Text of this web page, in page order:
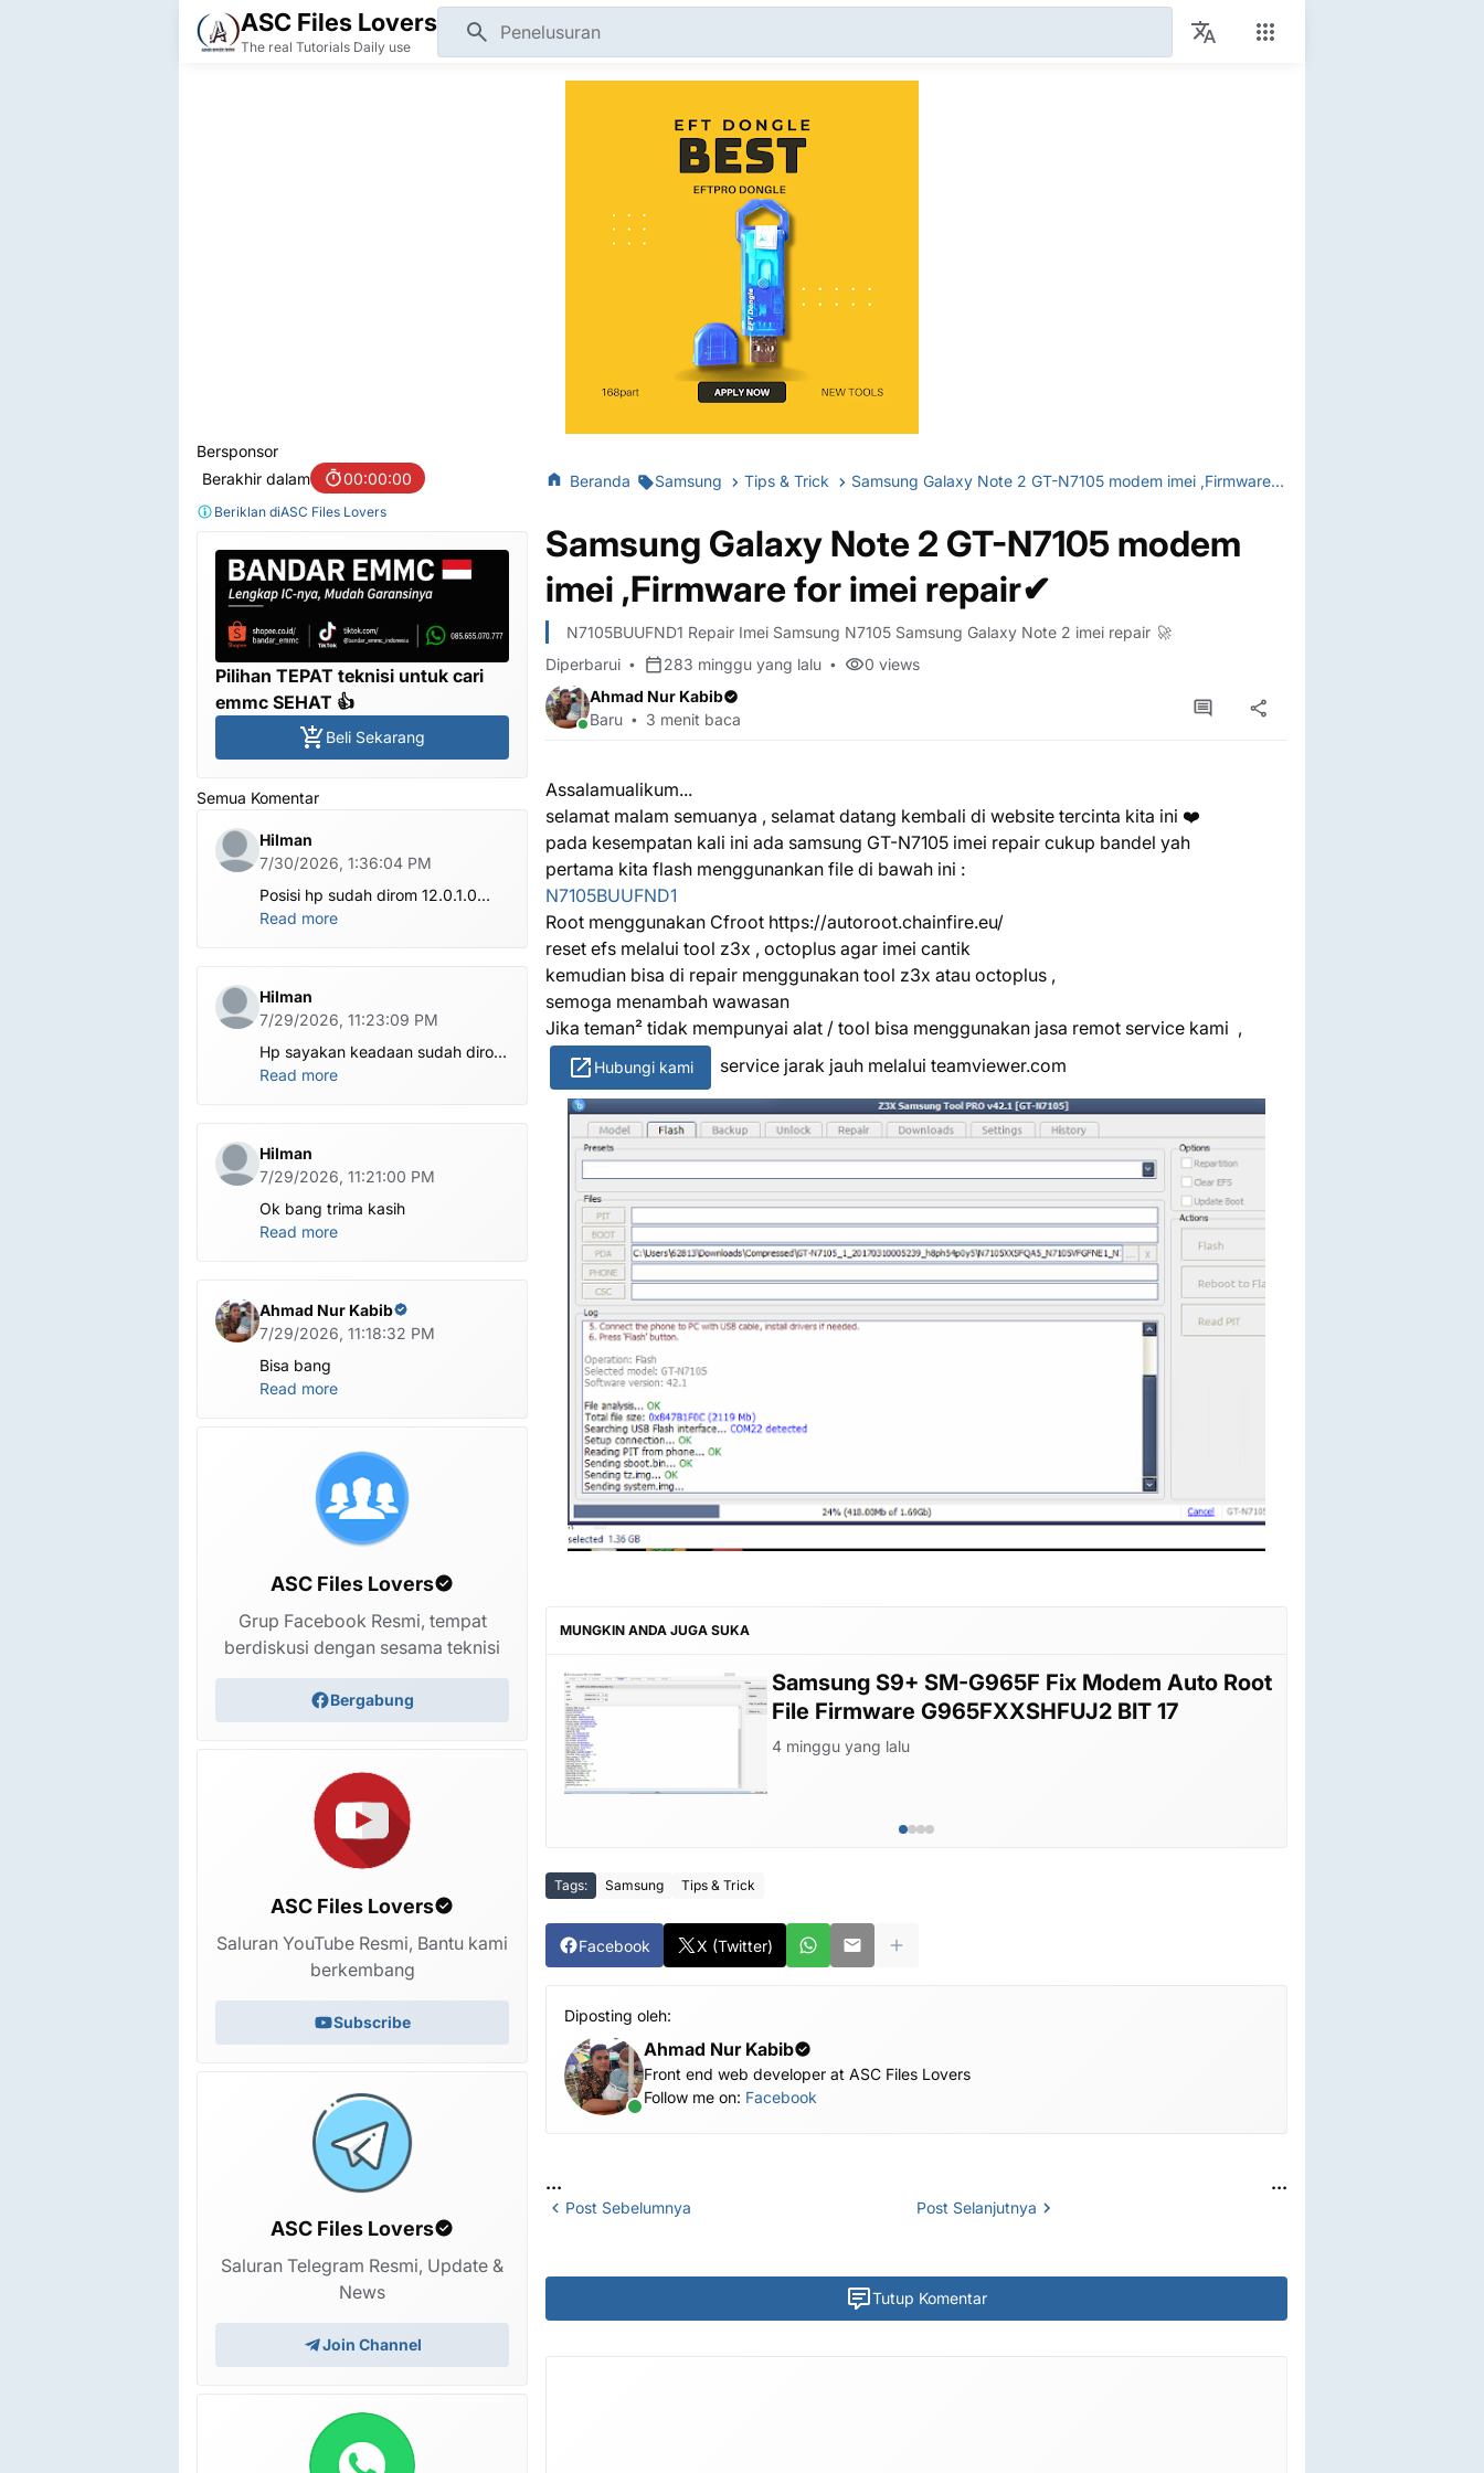
ASC Files Lovers
The real Tutorials Daily use
Beranda Samsung Tips & Trick Samsung Galaxy Note 2 GT-N7105 modem imei ,Firmware for imei repair✔
Samsung Galaxy Note 2 GT-N7105 modem
imei ,Firmware for imei repair✔
N7105BUUFND1 Repair Imei Samsung N7105 Samsung Galaxy Note 2 imei repair 🚀
Diperbarui
283 minggu yang lalu 0 views
Ahmad Nur Kabib
Baru
3 menit baca
Assalamualikum...
selamat malam semuanya , selamat datang kembali di website tercinta kita ini ❤️
pada kesempatan kali ini ada samsung GT-N7105 imei repair cukup bandel yah
pertama kita flash menggunankan file di bawah ini :
N7105BUUFND1
Root menggunakan Cfroot https://autoroot.chainfire.eu/
reset efs melalui tool z3x , octoplus agar imei cantik
kemudian bisa di repair menggunakan tool z3x atau octoplus ,
semoga menambah wawasan
Jika teman² tidak mempunyai alat / tool bisa menggunakan jasa remot service kami ,
Hubungi kami service jarak jauh melalui teamviewer.com
MUNGKIN ANDA JUGA SUKA
Acer Iconia Tab A500 update kitkat customrom
Samsung S9+ SM-G965F Fix Modem Auto Root
File Firmware G965FXXSHFUJ2 BIT 17
4 minggu yang lalu
Tags: Samsung Tips & Trick
Facebook X (Twitter)
Diposting oleh:
Ahmad Nur Kabib
Front end web developer at ASC Files Lovers
Follow me on: Facebook
...
Post Sebelumnya
...
Post Selanjutnya
Tutup Komentar
Bersponsor
Berakhir dalam
00:00:00
Beriklan diASC Files Lovers
Pilihan TEPAT teknisi untuk cari
emmc SEHAT 👍
Beli Sekarang
Semua Komentar
Hilman
7/30/2026, 1:36:04 PM
Posisi hp sudah dirom 12.0.1.0
.habis ubl apa perlu flash Rom lagi
Read more
Hilman
7/29/2026, 11:23:09 PM
Hp sayakan keadaan sudah dirom
global.apa harus ditest poin dlu
Read more
Hilman
7/29/2026, 11:21:00 PM
Ok bang trima kasih
Read more
Ahmad Nur Kabib
7/29/2026, 11:18:32 PM
Bisa bang
Read more
ASC Files Lovers
Grup Facebook Resmi, tempat
berdiskusi dengan sesama teknisi
Bergabung
ASC Files Lovers
Saluran YouTube Resmi, Bantu kami
berkembang
Subscribe
ASC Files Lovers
Saluran Telegram Resmi, Update &
News
Join Channel